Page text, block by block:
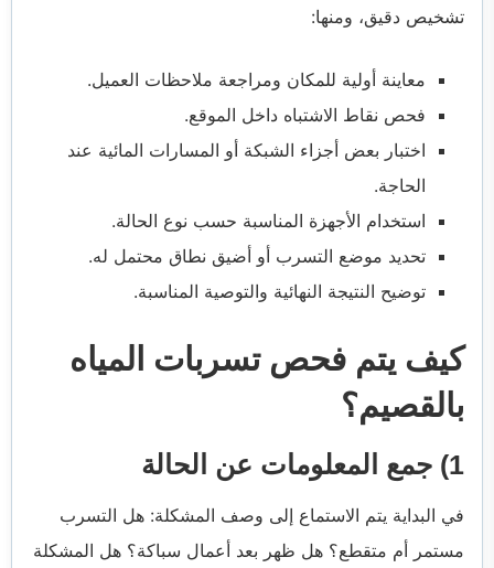
تشخيص دقيق، ومنها:
معاينة أولية للمكان ومراجعة ملاحظات العميل.
فحص نقاط الاشتباه داخل الموقع.
اختبار بعض أجزاء الشبكة أو المسارات المائية عند
الحاجة.
استخدام الأجهزة المناسبة حسب نوع الحالة.
تحديد موضع التسرب أو أضيق نطاق محتمل له.
توضيح النتيجة النهائية والتوصية المناسبة.
كيف يتم فحص تسربات المياه
بالقصيم؟
1) جمع المعلومات عن الحالة
في البداية يتم الاستماع إلى وصف المشكلة: هل التسرب
مستمر أم متقطع؟ هل ظهر بعد أعمال سباكة؟ هل المشكلة